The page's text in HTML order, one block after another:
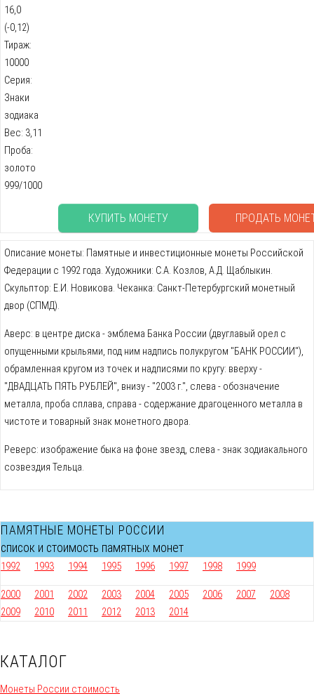
16,0
(-0,12)
Тираж:
10000
Серия:
Знаки
зодиака
Вес: 3,11
Проба:
золото
999/1000
КУПИТЬ МОНЕТУ ПРОДАТЬ
Описание монеты: Памятные и инвестиционные монеты Российской
Федерации с 1992 года. Художники: С.А. Козлов, А.Д. Щаблыкин.
Скульптор: Е.И. Новикова. Чеканка: Санкт-Петербургский монетный
двор (СПМД).
Аверс: в центре диска - эмблема Банка России (двуглавый орел с
опущенными крыльями, под ним надпись полукругом "БАНК РОССИИ"),
обрамленная кругом из точек и надписями по кругу: вверху -
"ДВАДЦАТЬ ПЯТЬ РУБЛЕЙ", внизу - "2003 г.", слева - обозначение
металла, проба сплава, справа - содержание драгоценного металла в
чистоте и товарный знак монетного двора.
Реверс: изображение быка на фоне звeзд, слева - знак зодиакального
созвездия Тельца.
ПАМЯТНЫЕ МОНЕТЫ РОССИИ
список и стоимость памятных монет
1992 1993 1994 1995 1996 1997 1998 1999
2000 2001 2002 2003 2004 2005 2006 2007
2008
2009
2010 2011 2012 2013 2014
КАТАЛОГ
Монеты России стоимость